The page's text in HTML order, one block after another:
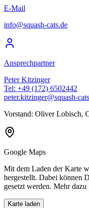
E-Mail
info@squash-cats.de
Ansprechpartner
Peter Kitzinger
Tel: +49 (172) 6502442
peter.kitzinger@squash-
Vorstand: Oliver Lobisch,
Google Maps
Mit dem Laden der Karte
hergestellt. Dabei können
gesetzt werden. Mehr dazu
Karte laden